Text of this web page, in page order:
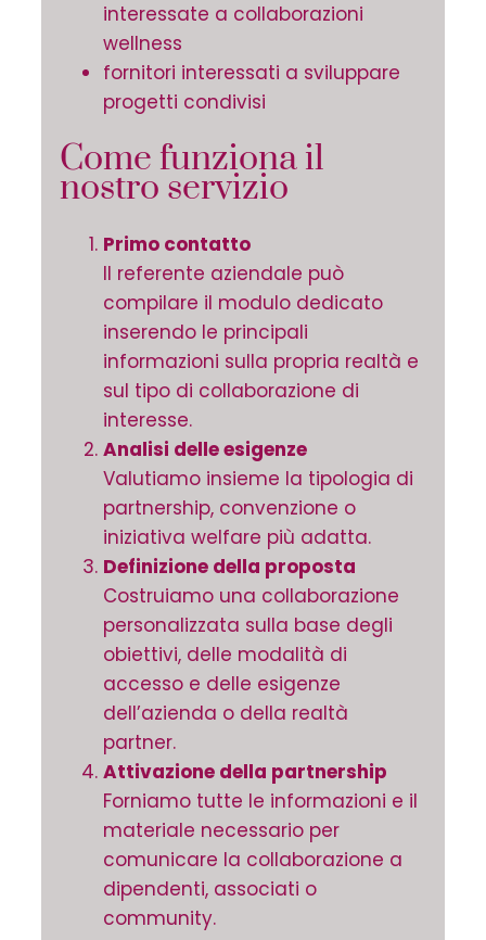
interessate a collaborazioni
wellness
fornitori interessati a sviluppare
progetti condivisi
Come funziona il
nostro servizio
Primo contatto
Il referente aziendale può
compilare il modulo dedicato
inserendo le principali
informazioni sulla propria realtà e
sul tipo di collaborazione di
interesse.
Analisi delle esigenze
Valutiamo insieme la tipologia di
partnership, convenzione o
iniziativa welfare più adatta.
Definizione della proposta
Costruiamo una collaborazione
personalizzata sulla base degli
obiettivi, delle modalità di
accesso e delle esigenze
dell’azienda o della realtà
partner.
Attivazione della partnership
Forniamo tutte le informazioni e il
materiale necessario per
comunicare la collaborazione a
dipendenti, associati o
community.